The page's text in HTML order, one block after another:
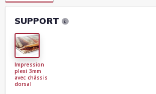
SUPPORT
Impression
plexi 3mm
avec châssis
dorsal